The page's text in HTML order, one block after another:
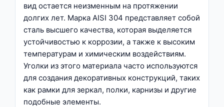
вид остается неизменным на протяжении
долгих лет. Марка AISI 304 представляет собой
сталь высшего качества, которая выделяется
устойчивостью к коррозии, а также к высоким
температурам и химическим воздействиям.
Уголки из этого материала часто используются
для создания декоративных конструкций, таких
как рамки для зеркал, полки, карнизы и другие
подобные элементы.